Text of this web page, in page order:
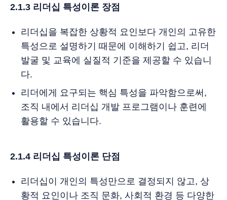
2.1.3 리더십 특성이론 장점
리더십을 복잡한 상황적 요인보다 개인의 고유한
특성으로 설명하기 때문에 이해하기 쉽고, 리더
발굴 및 교육에 실질적 기준을 제공할 수 있습니
다.
리더에게 요구되는 핵심 특성을 파악함으로써,
조직 내에서 리더십 개발 프로그램이나 훈련에
활용할 수 있습니다.
2.1.4 리더십 특성이론 단점
리더십이 개인의 특성만으로 결정되지 않고, 상
황적 요인이나 조직 문화, 사회적 환경 등 다양한